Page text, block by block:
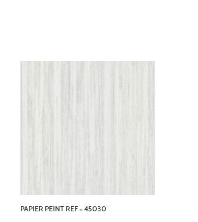
PAPIER PEINT REF = 45030